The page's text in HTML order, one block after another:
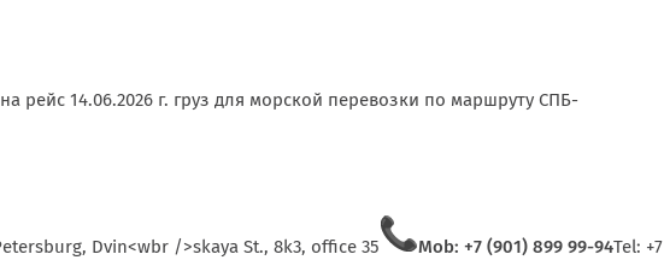
14.06.2026 г. груз для морской перевозки по маршруту СПБ-
Dvin<wbr />skaya St., 8k3, office 35 Mob: +7 (901) 899 99-94Tel: +7